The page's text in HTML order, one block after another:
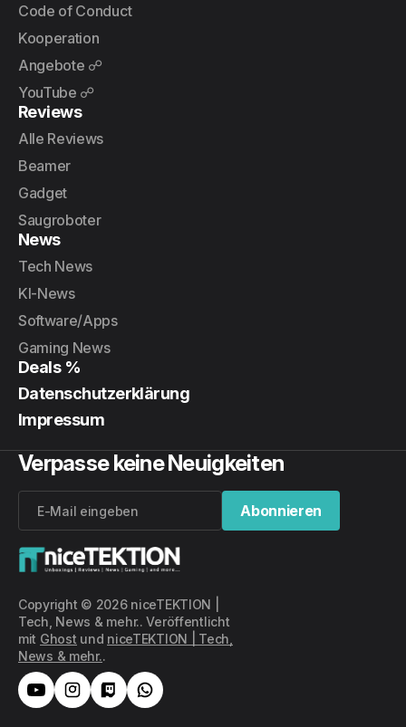
Copyright © 2026 niceTEKTION |
Tech, News & mehr.. Veröffentlicht
mit Ghost und niceTEKTION | Tech,
News & mehr..
Code of Conduct
Kooperation
Angebote ☍
YouTube ☍
Reviews
Alle Reviews
Beamer
Gadget
Saugroboter
News
Tech News
KI-News
Software/Apps
Gaming News
Deals %
Datenschutzerklärung
Impressum
Verpasse keine Neuigkeiten
Abonnieren
Abonnieren